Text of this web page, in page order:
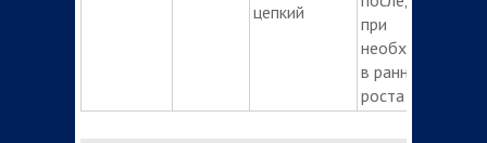
цепкий
при
необходимости
в ранние фазы
роста сорняков